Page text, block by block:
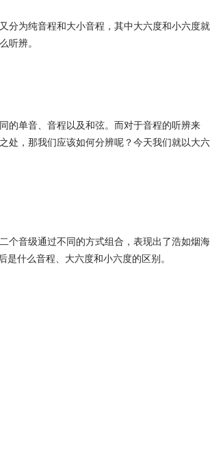
分为纯音程和大小音程，其中大六度和小六度就
听辨。
的单音、音程以及和弦。而对于音程的听辨来
处，那我们应该如何分辨呢？今天我们就以大六
个音级通过不同的方式组合，表现出了浩如烟海
什么音程、大六度和小六度的区别。